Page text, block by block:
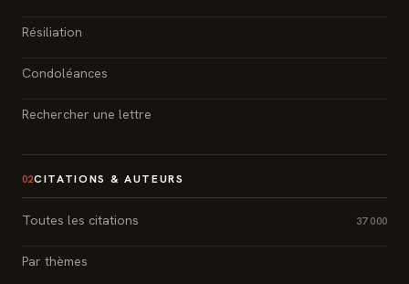
Résiliation
Condoléances
Rechercher une lettre
02CITATIONS & AUTEURS
Toutes les citations 37 000
Par thèmes